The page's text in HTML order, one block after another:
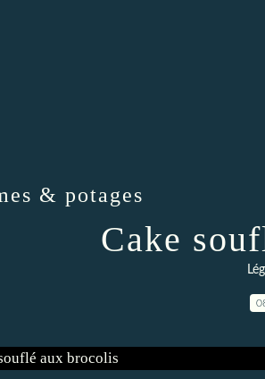
& potages
Cake